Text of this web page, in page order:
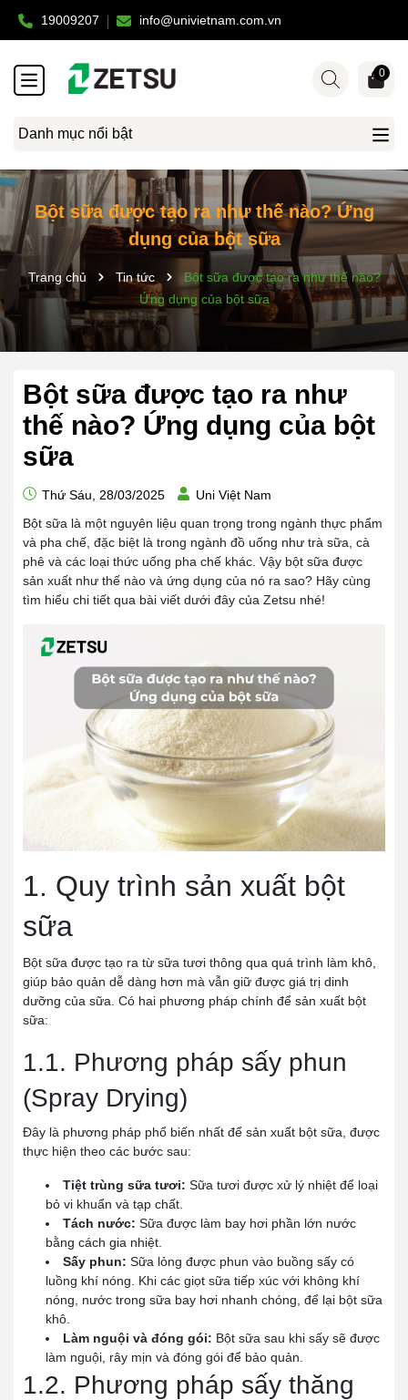
19009207 info@univietnam.com.vn
Danh mục nổi bật
0
Bột sữa được tạo ra như thế nào? Ứng
dụng của bột sữa
Trang chủ Tin tức
Bột sữa được tạo ra như thế nào?
Ứng dụng của bột sữa
Bột sữa được tạo ra như
thế nào? Ứng dụng của bột
sữa
Thứ Sáu, 28/03/2025
Uni Việt Nam
Bột sữa là một nguyên liệu quan trọng trong ngành thực phẩm
và pha chế, đặc biệt là trong ngành đồ uống như trà sữa, cà
phê và các loại thức uống pha chế khác. Vậy bột sữa được
sản xuất như thế nào và ứng dụng của nó ra sao? Hãy cùng
tìm hiểu chi tiết qua bài viết dưới đây của Zetsu nhé!
1. Quy trình sản xuất bột
sữa
Bột sữa được tạo ra từ sữa tươi thông qua quá trình làm khô,
giúp bảo quản dễ dàng hơn mà vẫn giữ được giá trị dinh
dưỡng của sữa. Có hai phương pháp chính để sản xuất bột
sữa:
1.1. Phương pháp sấy phun
(Spray Drying)
Đây là phương pháp phổ biến nhất để sản xuất bột sữa, được
thực hiện theo các bước sau:
Tiệt trùng sữa tươi: Sữa tươi được xử lý nhiệt để loại
bỏ vi khuẩn và tạp chất.
Tách nước: Sữa được làm bay hơi phần lớn nước
bằng cách gia nhiệt.
Sấy phun: Sữa lỏng được phun vào buồng sấy có
luồng khí nóng. Khi các giọt sữa tiếp xúc với không khí
nóng, nước trong sữa bay hơi nhanh chóng, để lại bột sữa
khô.
Làm nguội và đóng gói: Bột sữa sau khi sấy sẽ được
làm nguội, rây mịn và đóng gói để bảo quản.
1.2. Phương pháp sấy thăng